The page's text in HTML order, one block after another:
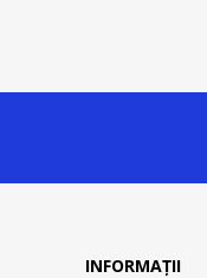
INFORMAȚII